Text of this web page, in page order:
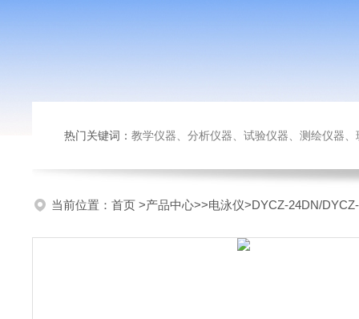
热门关键词： 教学仪器、分析仪器、试验仪器、测绘仪器、玻璃仪
当前位置： 首页 >产品中心>>电泳仪>DYCZ-24DN/